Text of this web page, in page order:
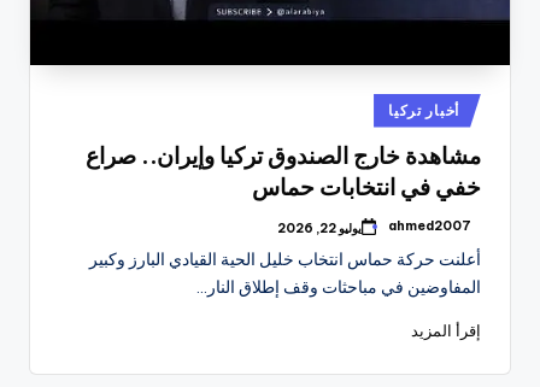
نُشر
في
أخبار تركيا
مشاهدة خارج الصندوق تركيا وإيران.. صراع
خفي في انتخابات حماس
تمّ
بواسطة
ahmed2007 يوليو 22, 2026
أعلنت حركة حماس انتخاب خليل الحية القيادي البارز وكبير
المفاوضين في مباحثات وقف إطلاق النار…
إقرأ المزيد